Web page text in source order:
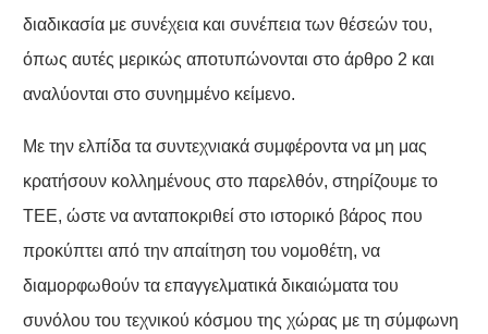
διαδικασία με συνέχεια και συνέπεια των θέσεών του,
όπως αυτές μερικώς αποτυπώνονται στο άρθρο 2 και
αναλύονται στο συνημμένο κείμενο.
Με την ελπίδα τα συντεχνιακά συμφέροντα να μη μας
κρατήσουν κολλημένους στο παρελθόν, στηρίζουμε το
ΤΕΕ, ώστε να ανταποκριθεί στο ιστορικό βάρος που
προκύπτει από την απαίτηση του νομοθέτη, να
διαμορφωθούν τα επαγγελματικά δικαιώματα του
συνόλου του τεχνικού κόσμου της χώρας με τη σύμφωνη